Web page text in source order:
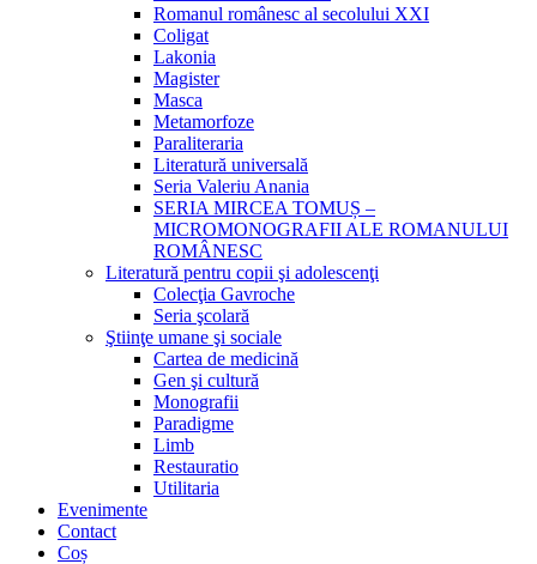
Romanul românesc al secolului XXI
Coligat
Lakonia
Magister
Masca
Metamorfoze
Paraliteraria
Literatură universală
Seria Valeriu Anania
SERIA MIRCEA TOMUȘ –
MICROMONOGRAFII ALE ROMANULUI
ROMÂNESC
Literatură pentru copii şi adolescenţi
Colecţia Gavroche
Seria şcolară
Ştiinţe umane şi sociale
Cartea de medicină
Gen şi cultură
Monografii
Paradigme
Limb
Restauratio
Utilitaria
Evenimente
Contact
Coș